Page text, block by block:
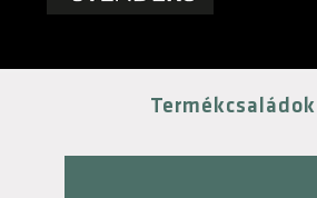
Termékcsaládok